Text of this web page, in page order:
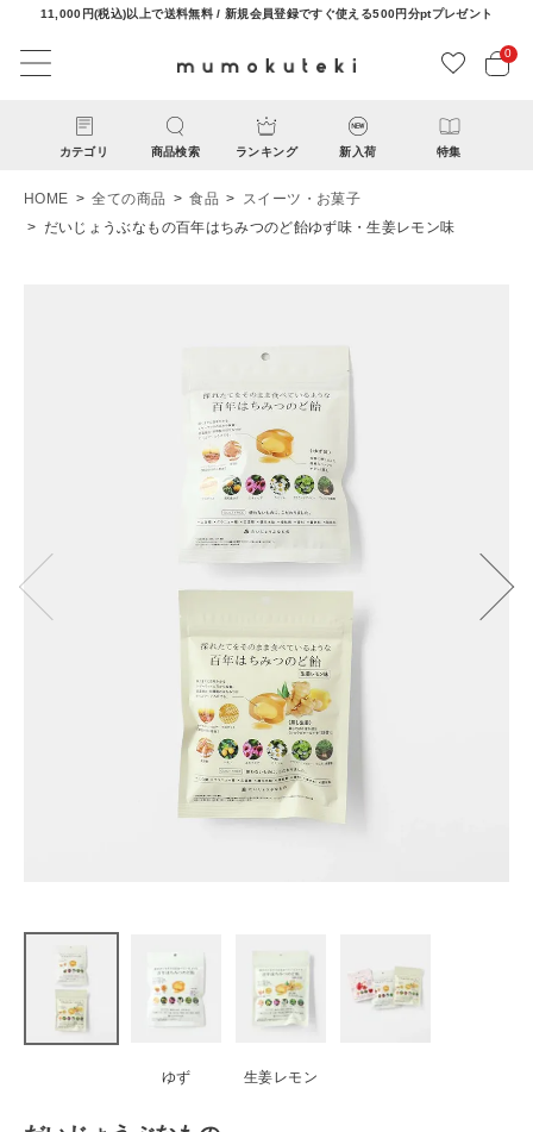
11,000円(税込)以上で送料無料 / 新規会員登録ですぐ使える500円分ptプレゼント
0
カテゴリ 商品検索 ランキング 新入荷 特集
新規会員登録
CATEGORY
ナチュラル服
ファッション雑貨
HOME 全ての商品 食品
スイーツ・お菓子
だいじょうぶなもの百年はちみつのど飴ゆず味・生姜レモン味
ゆず 生姜レモン